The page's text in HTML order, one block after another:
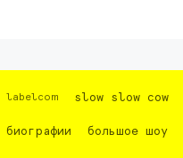
labelcom slow slow cow
биографии большое шоу